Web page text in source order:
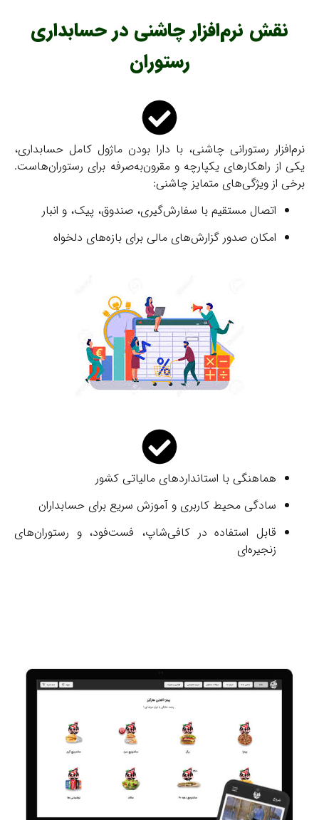
نقش نرم‌افزار چاشنی در حسابداری
رستوران
نرم‌افزار رستورانی چاشنی، با دارا بودن ماژول کامل حسابداری،
یکی از راهکارهای یکپارچه و مقرون‌به‌صرفه برای رستوران‌هاست.
برخی از ویژگی‌های متمایز چاشنی:
اتصال مستقیم با سفارش‌گیری، صندوق، پیک، و انبار
امکان صدور گزارش‌های مالی برای بازه‌های دلخواه
هماهنگی با استانداردهای مالیاتی کشور
سادگی محیط کاربری و آموزش سریع برای حسابداران
قابل استفاده در کافی‌شاپ، فست‌فود، و رستوران‌های
زنجیره‌ای